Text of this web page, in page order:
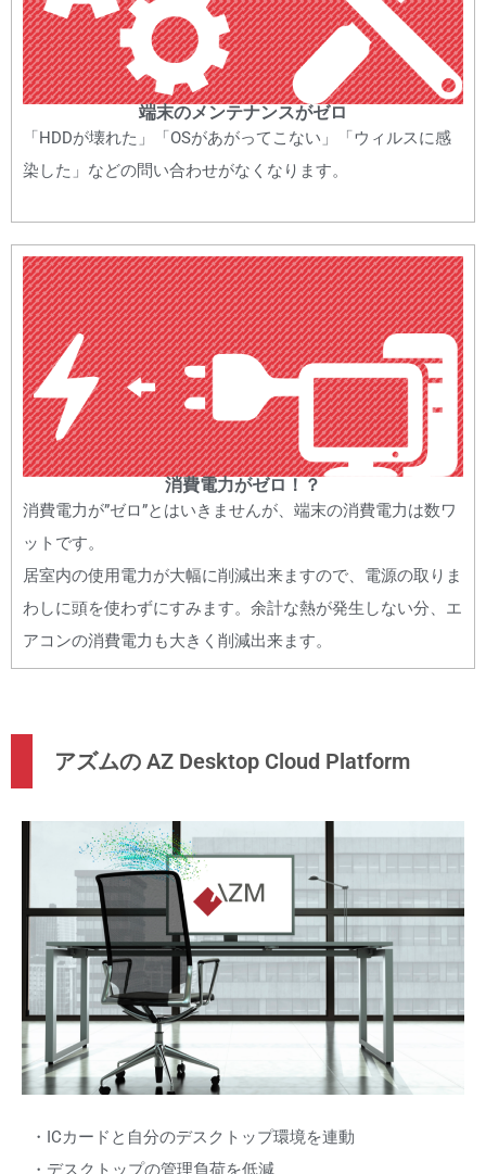
端末のメンテナンスがゼロ
「HDDが壊れた」「OSがあがってこない」「ウィルスに感
染した」などの問い合わせがなくなります。
消費電力がゼロ！？
消費電力が”ゼロ”とはいきませんが、端末の消費電力は数ワ
ットです。
居室内の使用電力が大幅に削減出来ますので、電源の取りま
わしに頭を使わずにすみます。余計な熱が発生しない分、エ
アコンの消費電力も大きく削減出来ます。
アズムの AZ Desktop Cloud Platform
・ICカードと自分のデスクトップ環境を連動
・デスクトップの管理負荷を低減